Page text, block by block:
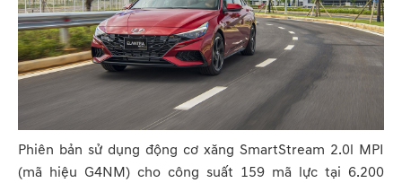
Phiên bản sử dụng động cơ xăng SmartStream 2.0l MPI
(mã hiệu G4NM) cho công suất 159 mã lực tại 6.200